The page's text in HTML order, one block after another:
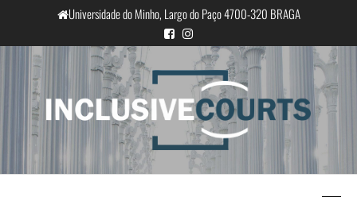
o
conteúdo
Universidade do Minho, Largo do Paço 4700-320 BRAGA
InclusiveCourts
Igualdade e diferença cultural na
prática judicial portuguesa